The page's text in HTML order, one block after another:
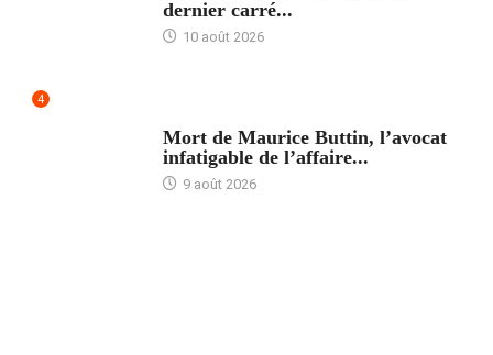
dernier carré...
10 août 2026
4
Mort de Maurice Buttin, l’avocat
infatigable de l’affaire...
9 août 2026